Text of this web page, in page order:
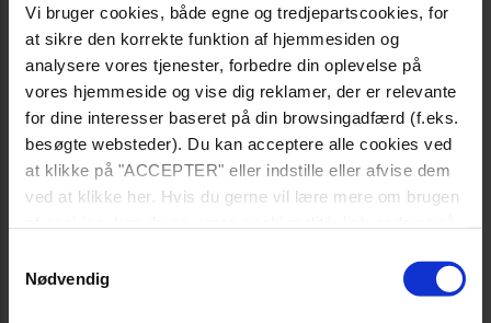
Vi bruger cookies, både egne og tredjepartscookies, for
at sikre den korrekte funktion af hjemmesiden og
analysere vores tjenester, forbedre din oplevelse på
vores hjemmeside og vise dig reklamer, der er relevante
for dine interesser baseret på din browsingadfærd (f.eks.
besøgte websteder). Du kan acceptere alle cookies ved
at klikke på "ACCEPTER" eller indstille eller afvise dem
ved at klikke her. Hvis du gerne vil lære mere om brugen
Nødvendig